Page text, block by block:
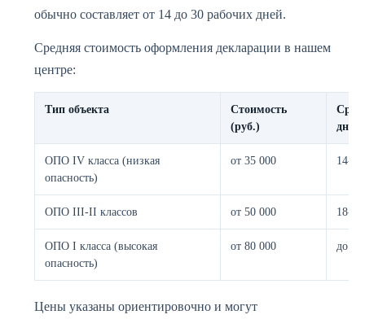
обычно составляет от 14 до 30 рабочих дней.
Средняя стоимость оформления декларации в нашем
центре:
Тип объекта
Стоимость
(руб.)
дней)
ОПО IV класса (низкая
опасность)
от 35 000 14-18
ОПО III-II классов от 50 000 18-25
ОПО I класса (высокая
опасность)
от 80 000 до 30
Цены указаны ориентировочно и могут